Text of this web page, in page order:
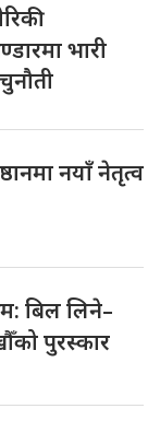
भारी
नयाँ नेतृत्व
बिल लिने–
पुरस्कार